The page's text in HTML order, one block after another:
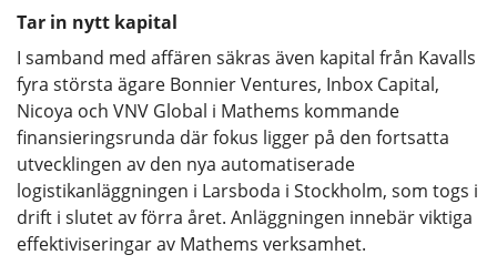
Tar in nytt kapital
I samband med affären säkras även kapital från Kavalls
fyra största ägare Bonnier Ventures, Inbox Capital,
Nicoya och VNV Global i Mathems kommande
finansieringsrunda där fokus ligger på den fortsatta
utvecklingen av den nya automatiserade
logistikanläggningen i Larsboda i Stockholm, som togs i
drift i slutet av förra året. Anläggningen innebär viktiga
effektiviseringar av Mathems verksamhet.